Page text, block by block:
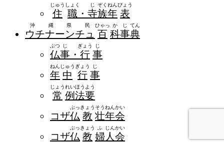
住
じゅう
職
しょく
・ 寺
じ
族
ぞく
年
ねん
表
ぴょう
ウチナーンチュ
沖縄県民
百
ひゃっ
科
か
事
じ
典
てん
仏
ぶつ
事
じ
・ 行
ぎょう
事
じ
年
ねん
中
じゅう
行
ぎょう
事
じ
常
じょう
例
れい
法
ほう
要
よう
コザ仏
ぶっ
教
きょう
壮
そう
年
ねん
会
かい
コザ仏
ぶっ
教
きょう
婦
ふ
人
じん
会
かい